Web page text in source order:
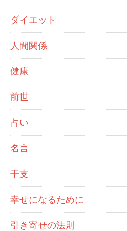
ダイエット
人間関係
健康
前世
占い
名言
干支
幸せになるために
引き寄せの法則